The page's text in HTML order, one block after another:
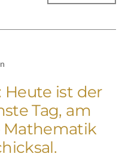
Heute ist der
Tag, am
Mathematik